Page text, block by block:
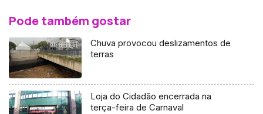
Pode também gostar
Chuva provocou deslizamentos de
terras
Loja do Cidadão encerrada na
terça-feira de Carnaval